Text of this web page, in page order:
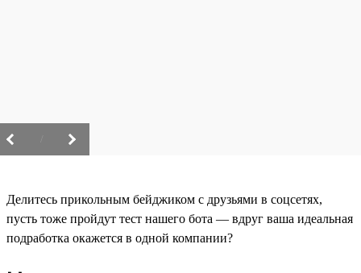
Делитесь прикольным бейджиком с друзьями в соцсетях,
пусть тоже пройдут тест нашего бота — вдруг ваша идеальная
подработка окажется в одной компании?